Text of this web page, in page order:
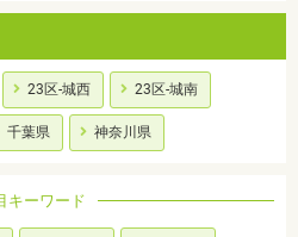
23区-城西 23区-城南
千葉県 神奈川県
キーワード